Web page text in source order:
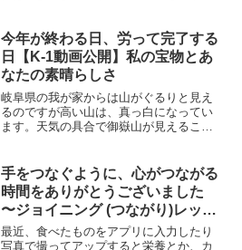
１日です。ゲストカウンセラーさんたち
もご紹介くださっています...
今年が終わる日、労って完了する
日【K-1動画公開】私の宝物とあ
なたの素晴らしさ
岐阜県の我が家からは山がぐるりと見え
るのですが高い山は、真っ白になってい
ます。天気の具合で御嶽山が見えること
おはようございます。 １年が過ぎるの
は 今年のカウンセリング...
手をつなぐように、心がつながる
時間をありがとうございました
〜ジョイニング (つながり)レッス
ン90お礼〜
最近、食べたものをアプリに入力したり
写真で撮ってアップすると栄養とか、カ